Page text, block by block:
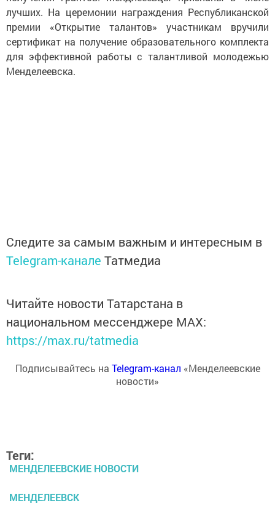
лучших. На церемонии награждения Республиканской
премии «Открытие талантов» участникам вручили
сертификат на получение образовательного комплекта
для эффективной работы с талантливой молодежью
Менделеевска.
Следите за самым важным и интересным в
Telegram-канале Татмедиа
Читайте новости Татарстана в
национальном мессенджере MАХ:
https://max.ru/tatmedia
Подписывайтесь на Telegram-канал «Менделеевские
новости»
Теги:
МЕНДЕЛЕЕВСКИЕ НОВОСТИ
МЕНДЕЛЕЕВСК